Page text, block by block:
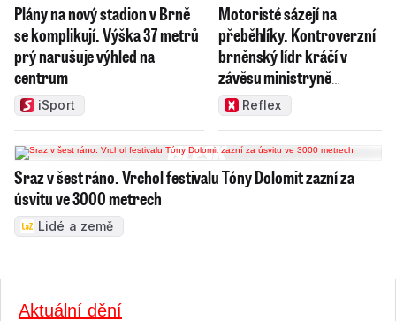
Plány na nový stadion v Brně
se komplikují. Výška 37 metrů
prý narušuje výhled na
centrum
iSport
Motoristé sázejí na
přeběhlíky. Kontroverzní
brněnský lídr kráčí v
závěsu ministryně
Mrázové
Reflex
Sraz v šest ráno. Vrchol festivalu Tóny Dolomit zazní za
úsvitu ve 3000 metrech
Lidé a země
Aktuální dění